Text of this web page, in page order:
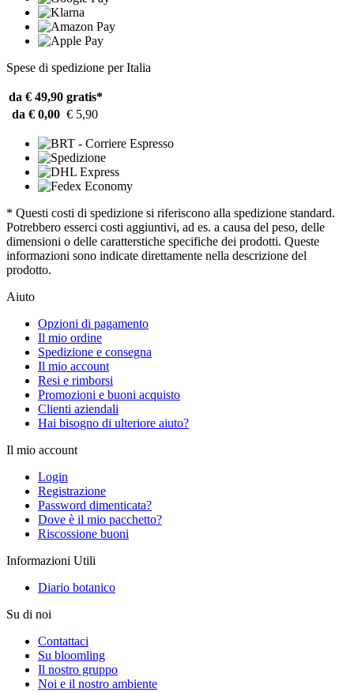
Spese di spedizione per Italia
da € 49,90 gratis*
da € 0,00 € 5,90
* Questi costi di spedizione si riferiscono alla spedizione standard.
Potrebbero esserci costi aggiuntivi, ad es. a causa del peso, delle
dimensioni o delle caratterstiche specifiche dei prodotti. Queste
informazioni sono indicate direttamente nella descrizione del
prodotto.
Aiuto
Opzioni di pagamento
Il mio ordine
Spedizione e consegna
Il mio account
Resi e rimborsi
Promozioni e buoni acquisto
Clienti aziendali
Hai bisogno di ulteriore aiuto?
Il mio account
Login
Registrazione
Password dimenticata?
Dove è il mio pacchetto?
Riscossione buoni
Informazioni Utili
Diario botanico
Su di noi
Contattaci
Su bloomling
Il nostro gruppo
Noi e il nostro ambiente